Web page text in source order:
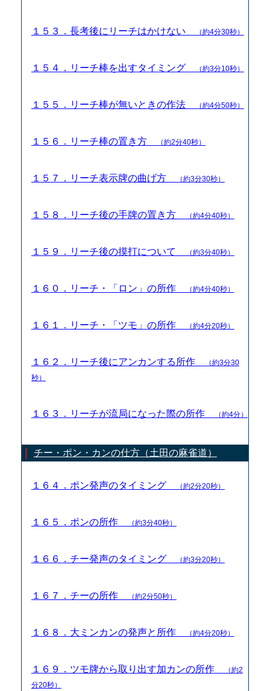
１５３．長考後にリーチはかけない （約4分30秒）
１５４．リーチ棒を出すタイミング （約3分10秒）
１５５．リーチ棒が無いときの作法 （約4分50秒）
１５６．リーチ棒の置き方 （約2分40秒）
１５７．リーチ表示牌の曲げ方 （約3分30秒）
１５８．リーチ後の手牌の置き方 （約4分40秒）
１５９．リーチ後の摸打について （約3分40秒）
１６０．リーチ・「ロン」の所作 （約4分40秒）
１６１．リーチ・「ツモ」の所作 （約4分20秒）
１６２．リーチ後にアンカンする所作
（約3分30
秒）
１６３．リーチが流局になった際の所作 （約4分）
チー・ポン・カンの仕方（土田の麻雀道）
１６４．ポン発声のタイミング （約2分20秒）
１６５．ポンの所作 （約3分40秒）
１６６．チー発声のタイミング （約3分20秒）
１６７．チーの所作 （約2分50秒）
１６８．大ミンカンの発声と所作 （約4分20秒）
１６９．ツモ牌から取り出す加カンの所作
（約2
分20秒）